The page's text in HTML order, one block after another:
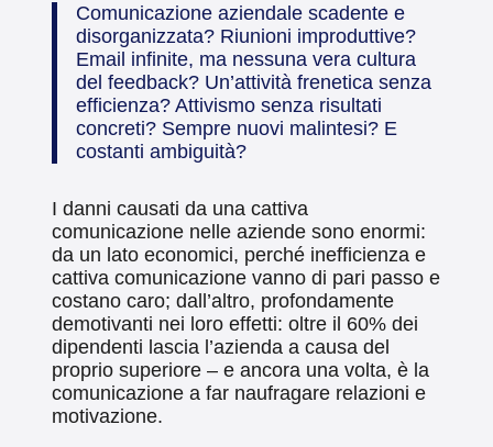
Comunicazione aziendale scadente e
disorganizzata? Riunioni improduttive?
Email infinite, ma nessuna vera cultura
del feedback? Un’attività frenetica senza
efficienza? Attivismo senza risultati
concreti? Sempre nuovi malintesi? E
costanti ambiguità?
I danni causati da una cattiva
comunicazione nelle aziende sono enormi:
da un lato economici, perché inefficienza e
cattiva comunicazione vanno di pari passo e
costano caro; dall’altro, profondamente
demotivanti nei loro effetti: oltre il 60% dei
dipendenti lascia l’azienda a causa del
proprio superiore – e ancora una volta, è la
comunicazione a far naufragare relazioni e
motivazione.